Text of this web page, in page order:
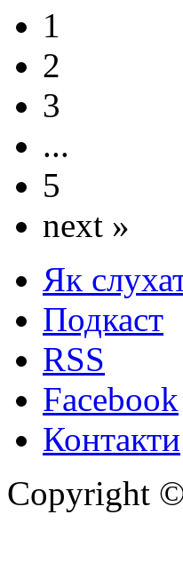
1
2
3
...
5
next »
Як
Подкаст
RSS
Facebook
Контакти
Copyright